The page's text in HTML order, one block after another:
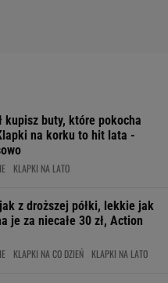
kupisz buty, które pokocha
na korku to hit lata -
KLAPKI NA LATO
z droższej półki, lekkie jak
je za niecałe 30 zł, Action
KLAPKI NA CO DZIEŃ KLAPKI NA LATO